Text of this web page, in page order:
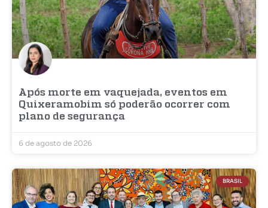
Após morte em vaquejada, eventos em
Quixeramobim só poderão ocorrer com
plano de segurança
6 de agosto de 2026
BRASIL